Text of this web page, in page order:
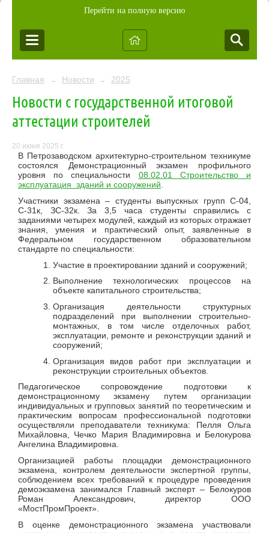
Перейти на полную версию
Главная → Новости → 2025
Новости с государственной итоговой
аттестации строителей
20 июня 2025 г.
В Петрозаводском архитектурно-строительном техникуме
состоялся Демонстрационный экзамен профильного
уровня по специальности 08.02.01 Строительство и
эксплуатация зданий и сооружений.
Участники экзамена – студенты выпускных групп С-04,
С-31к, ЗС-32к. За 3,5 часа студенты справились с
заданиями четырех модулей, каждый из которых отражает
знания, умения и практический опыт, заявленные в
Федеральном государственном образовательном
стандарте по специальности:
Участие в проектировании зданий и сооружений;
Выполнение технологических процессов на
объекте капитального строительства;
Организация деятельности структурных
подразделений при выполнении строительно-
монтажных, в том числе отделочных работ,
эксплуатации, ремонте и реконструкции зданий и
сооружений;
Организация видов работ при эксплуатации и
реконструкции строительных объектов.
Педагогическое сопровождение подготовки к
демонстрационному экзамену путем организации
индивидуальных и групповых занятий по теоретическим и
практическим вопросам профессиональной подготовки
осуществляли преподаватели техникума: Пелля Ольга
Михайловна, Чечко Мария Владимировна и Белокурова
Ангелина Владимировна.
Организацией работы площадки демонстрационного
экзамена, контролем деятельности экспертной группы,
соблюдением всех требований к процедуре проведения
демоэкзамена занимался Главный эксперт – Белокуров
Роман Александрович, директор ООО
«МостПромПроект».
В оценке демонстрационного экзамена участвовали